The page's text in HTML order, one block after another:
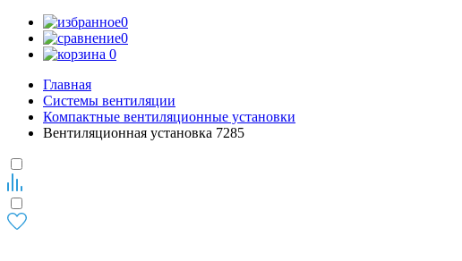
0
0
0
Главная
Системы вентиляции
Компактные вентиляционные установки
Вентиляционная установка 7285